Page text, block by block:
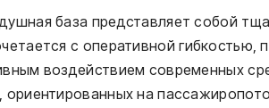
база представляет собой
с оперативной
воздействием современных
ориентированных на